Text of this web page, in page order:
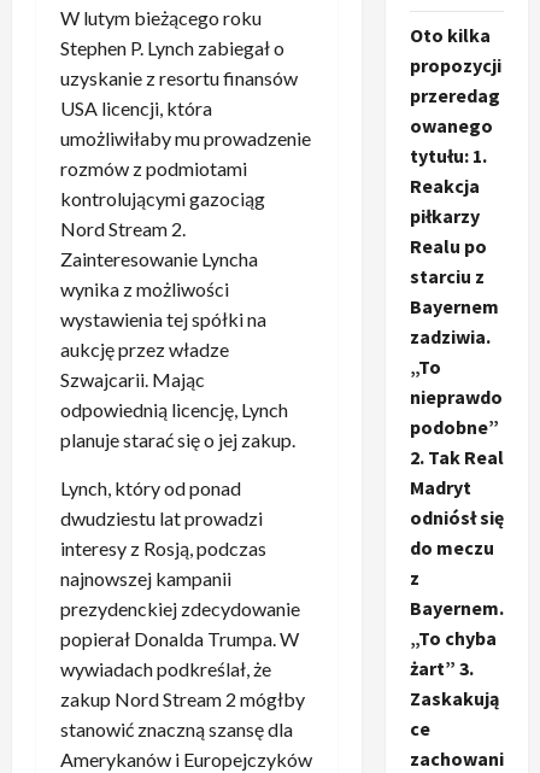
W lutym bieżącego roku
Stephen P. Lynch zabiegał o
uzyskanie z resortu finansów
USA licencji, która
umożliwiłaby mu prowadzenie
rozmów z podmiotami
kontrolującymi gazociąg
Nord Stream 2.
Zainteresowanie Lyncha
wynika z możliwości
wystawienia tej spółki na
aukcję przez władze
Szwajcarii. Mając
odpowiednią licencję, Lynch
planuje starać się o jej zakup.
Lynch, który od ponad
dwudziestu lat prowadzi
interesy z Rosją, podczas
najnowszej kampanii
prezydenckiej zdecydowanie
popierał Donalda Trumpa. W
wywiadach podkreślał, że
zakup Nord Stream 2 mógłby
stanowić znaczną szansę dla
Amerykanów i Europejczyków
Oto kilka
propozycji
przeredag
owanego
tytułu: 1.
Reakcja
piłkarzy
Realu po
starciu z
Bayernem
zadziwia.
„To
nieprawdo
podobne”
2. Tak Real
Madryt
odniósł się
do meczu
z
Bayernem.
„To chyba
żart” 3.
Zaskakują
ce
zachowani